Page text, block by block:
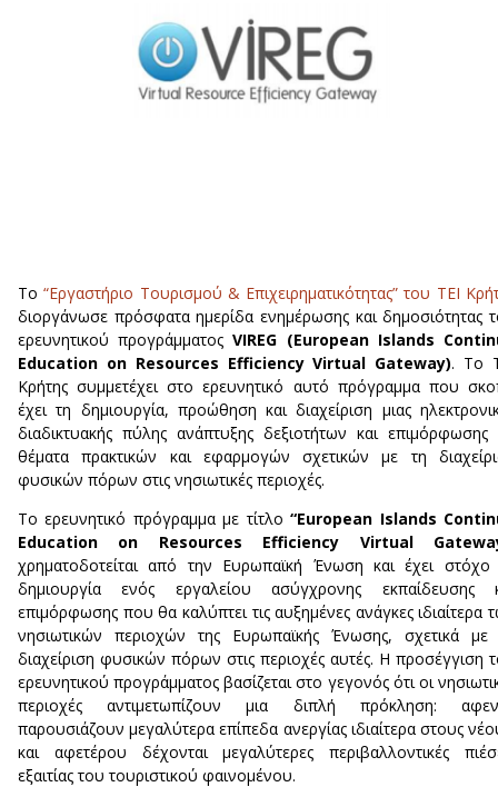
Το“Εργαστήριο Τουρισμού & Επιχειρηματικότητας” του ΤΕΙ
διοργάνωσε πρόσφατα ημερίδα ενημέρωσης και δημοσιότητας
ερευνητικού προγράμματοςVIREG (European Islands
Education on Resources Efficiency Virtual Gateway). Το
Κρήτης συμμετέχει στο ερευνητικό αυτό πρόγραμμα που
έχει τη δημιουργία, προώθηση και διαχείριση μιας
διαδικτυακής πύλης ανάπτυξης δεξιοτήτων και επιμόρφωσης
θέματα πρακτικών και εφαρμογών σχετικών με τη
φυσικών πόρων στις νησιωτικές περιοχές.
Το ερευνητικό πρόγραμμα με τίτλο“European Islands
Education on Resources Efficiency Virtual
χρηματοδοτείται από την Ευρωπαϊκή Ένωση και έχει στόχο
δημιουργία ενός εργαλείου ασύγχρονης εκπαίδευσης
επιμόρφωσης που θα καλύπτει τις αυξημένες ανάγκες ιδιαίτερα
νησιωτικών περιοχών της Ευρωπαϊκής Ένωσης, σχετικά με
διαχείριση φυσικών πόρων στις περιοχές αυτές. Η προσέγγιση
ερευνητικού προγράμματος βασίζεται στο γεγονός ότι οι
περιοχές αντιμετωπίζουν μια διπλή πρόκληση:
παρουσιάζουν μεγαλύτερα επίπεδα ανεργίας ιδιαίτερα στους
και αφετέρου δέχονται μεγαλύτερες περιβαλλοντικές
εξαιτίας του τουριστικού φαινομένου.